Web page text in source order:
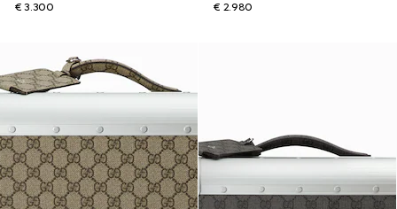
€ 3.300
€ 2.980